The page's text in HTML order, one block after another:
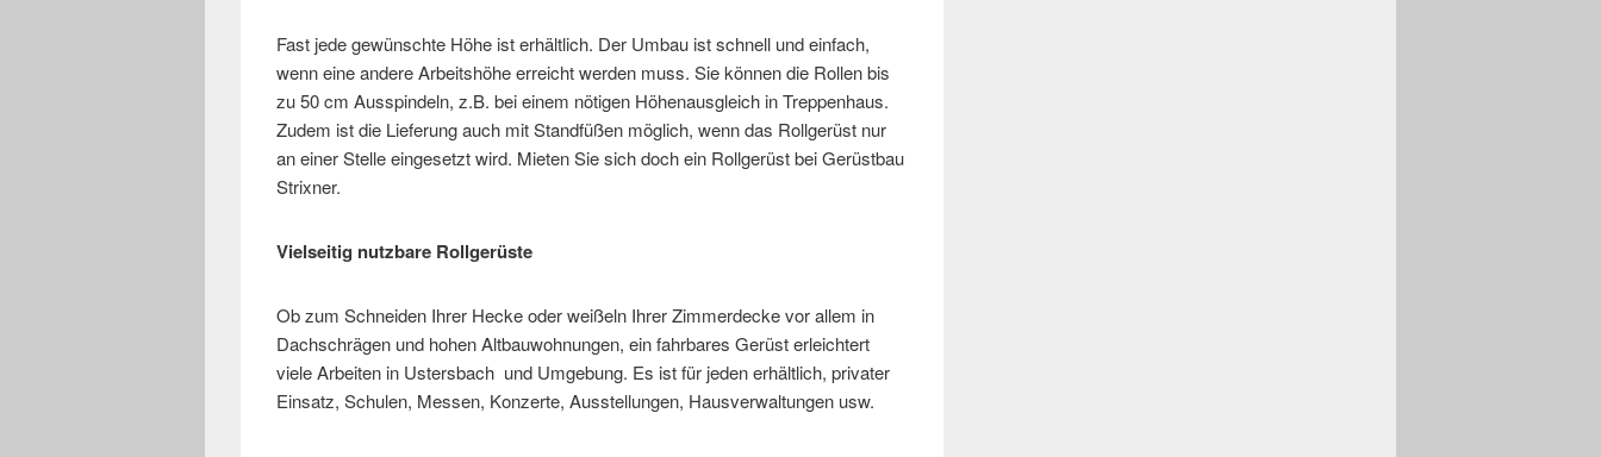
Fast jede gewünschte Höhe ist erhältlich. Der Umbau ist schnell und einfach,
wenn eine andere Arbeitshöhe erreicht werden muss. Sie können die Rollen bis
zu 50 cm Ausspindeln, z.B. bei einem nötigen Höhenausgleich in Treppenhaus.
Zudem ist die Lieferung auch mit Standfüßen möglich, wenn das Rollgerüst nur
an einer Stelle eingesetzt wird. Mieten Sie sich doch ein Rollgerüst bei Gerüstbau
Strixner.
Vielseitig nutzbare Rollgerüste
Ob zum Schneiden Ihrer Hecke oder weißeln Ihrer Zimmerdecke vor allem in
Dachschrägen und hohen Altbauwohnungen, ein fahrbares Gerüst erleichtert
viele Arbeiten in Ustersbach und Umgebung. Es ist für jeden erhältlich, privater
Einsatz, Schulen, Messen, Konzerte, Ausstellungen, Hausverwaltungen usw.